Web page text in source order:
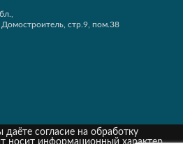
стр.9, пом.38
согласие на обработку
носит информационный характер,